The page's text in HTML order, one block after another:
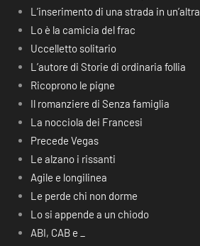
L’inserimento di una strada in un’altra
Lo è la camicia del frac
Uccelletto solitario
L’autore di Storie di ordinaria follia
Ricoprono le pigne
Il romanziere di Senza famiglia
La nocciola dei Francesi
Precede Vegas
Le alzano i rissanti
Agile e longilinea
Le perde chi non dorme
Lo si appende a un chiodo
ABI, CAB e _